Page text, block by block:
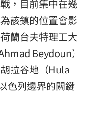
，目前集中在幾
該鎮的位置會影
荷蘭台夫特理工大
Beydoun）
拉谷地（Hula
色列邊界的關鍵